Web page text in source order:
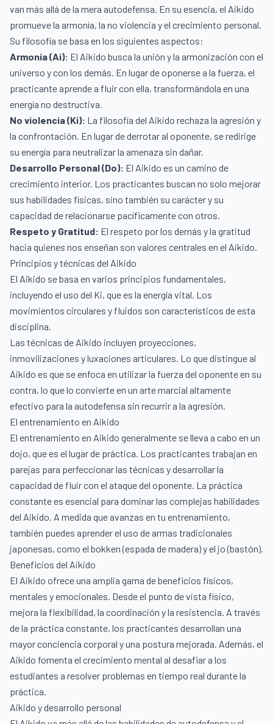
van más allá de la mera autodefensa. En su esencia, el Aikido
promueve la armonía, la no violencia y el crecimiento personal.
Su filosofía se basa en los siguientes aspectos:
Armonía (Ai): El Aikido busca la unión y la armonización con el
universo y con los demás. En lugar de oponerse a la fuerza, el
practicante aprende a fluir con ella, transformándola en una
energía no destructiva.
No violencia (Ki): La filosofía del Aikido rechaza la agresión y
la confrontación. En lugar de derrotar al oponente, se redirige
su energía para neutralizar la amenaza sin dañar.
Desarrollo Personal (Do): El Aikido es un camino de
crecimiento interior. Los practicantes buscan no solo mejorar
sus habilidades físicas, sino también su carácter y su
capacidad de relacionarse pacíficamente con otros.
Respeto y Gratitud: El respeto por los demás y la gratitud
hacia quienes nos enseñan son valores centrales en el Aikido.
Principios y técnicas del Aikido
El Aikido se basa en varios principios fundamentales,
incluyendo el uso del Ki, que es la energía vital. Los
movimientos circulares y fluidos son característicos de esta
disciplina.
Las técnicas de Aikido incluyen proyecciones,
inmovilizaciones y luxaciones articulares. Lo que distingue al
Aikido es que se enfoca en utilizar la fuerza del oponente en su
contra, lo que lo convierte en un arte marcial altamente
efectivo para la autodefensa sin recurrir a la agresión.
El entrenamiento en Aikido
El entrenamiento en Aikido generalmente se lleva a cabo en un
dojo, que es el lugar de práctica. Los practicantes trabajan en
parejas para perfeccionar las técnicas y desarrollar la
capacidad de fluir con el ataque del oponente. La práctica
constante es esencial para dominar las complejas habilidades
del Aikido. A medida que avanzas en tu entrenamiento,
también puedes aprender el uso de armas tradicionales
japonesas, como el bokken (espada de madera) y el jo (bastón).
Beneficios del Aikido
El Aikido ofrece una amplia gama de beneficios físicos,
mentales y emocionales. Desde el punto de vista físico,
mejora la flexibilidad, la coordinación y la resistencia. A través
de la práctica constante, los practicantes desarrollan una
mayor conciencia corporal y una postura mejorada. Además, el
Aikido fomenta el crecimiento mental al desafiar a los
estudiantes a resolver problemas en tiempo real durante la
práctica.
Aikido y desarrollo personal